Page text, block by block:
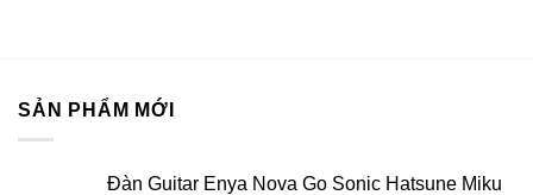
SẢN PHẨM MỚI
Đàn Guitar Enya Nova Go Sonic Hatsune Miku